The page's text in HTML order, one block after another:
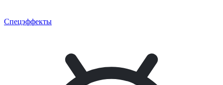
Спецэффекты